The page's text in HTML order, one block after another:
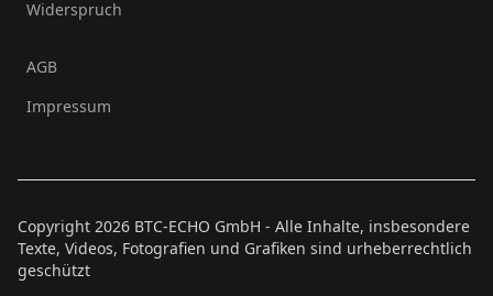
Widerspruch
AGB
Impressum
Copyright 2026 BTC-ECHO GmbH - Alle Inhalte, insbesondere
Texte, Videos, Fotografien und Grafiken sind urheberrechtlich
geschützt